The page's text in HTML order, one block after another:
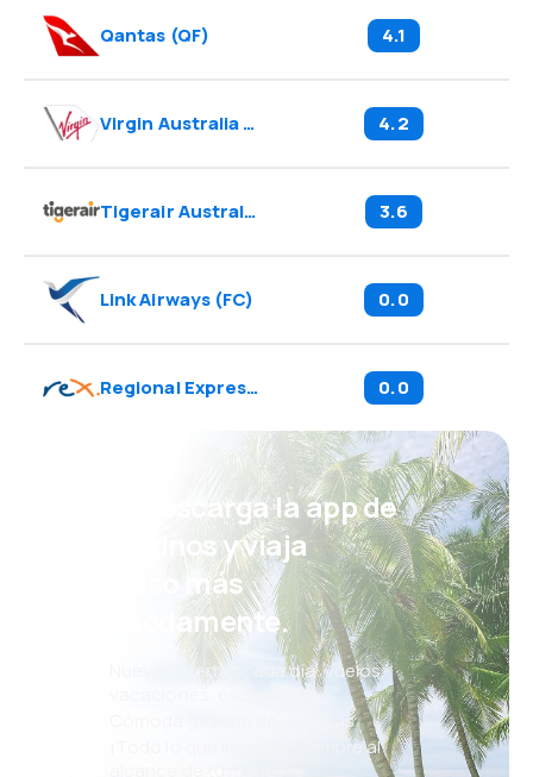
Qantas (QF) 4.1
Virgin Australia VA 4.2
Tigerair Australia 3.6
Link Airways(FC) 0.0
Regional Express( 0.0
¡Eh! Descarga la app de
eDestinos y viaja
incluso más
cómodamente.
Nuevas ofertas cada día: vuelos,
vacaciones, escapadas
Cómoda gestión de reservas
¡Todo lo que importa, siempre al